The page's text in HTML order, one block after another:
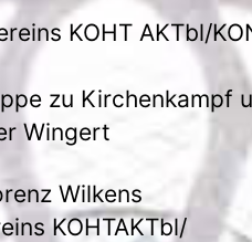
KOHT AKTbl/
zu Kirchenkampf
Wingert
Wilkens
KOHTAKTbl/